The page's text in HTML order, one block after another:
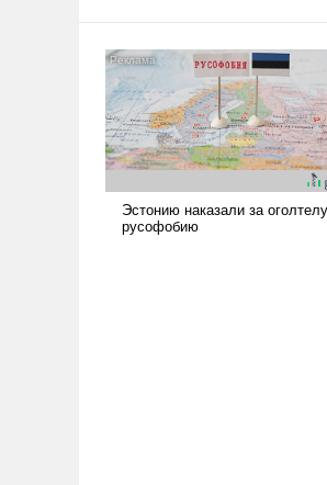
Сложившаяся ситуация
означает многолетний период
уязвимости США, например,
перед Китаем.